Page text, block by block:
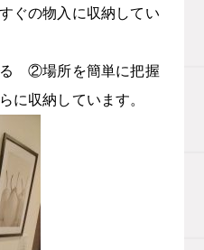
ぐの物入に収納してい
②場所を簡単に把握
に収納しています。